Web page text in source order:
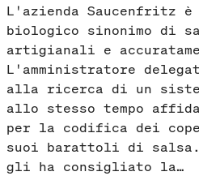
L'azienda Saucenfritz è
biologico sinonimo di
artigianali e
L'amministratore
alla ricerca di un
allo stesso tempo
per la codifica dei
suoi barattoli di salsa.
gli ha consigliato la…